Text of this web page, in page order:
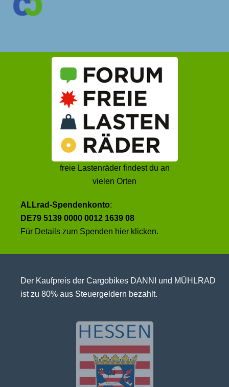
freie Lastenräder findest du an
vielen Orten
ALLrad-Spendenkonto:
DE79 5139 0000 0012 1639 08
Für Details zum Spenden hier klicken.
Der Kaufpreis der Cargobikes DANNI und MÜHLRAD
ist zu 80% aus Steuergeldern bezahlt.